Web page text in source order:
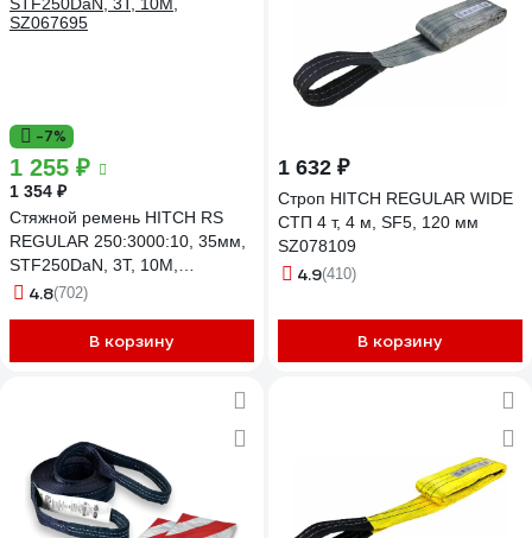
-7%
1 255 ₽
1 354 ₽
Стяжной ремень HITCH RS
REGULAR 250:3000:10, 35мм,
STF250DaN, 3T, 10М,
SZ067695
4.8(702)
В корзину
1 632 ₽
Строп HITCH REGULAR WIDE
СТП 4 т, 4 м, SF5, 120 мм
SZ078109
4.9(410)
В корзину